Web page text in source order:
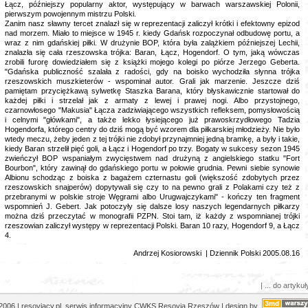
Łącz, późniejszy popularny aktor, występujący w barwach warszawskiej Polonii,
pierwszym powojennym mistrzu Polski.
Zanim nasz sławny tercet znalazł się w reprezentacji zaliczył krótki i efektowny epizod
nad morzem. Miało to miejsce w 1945 r. kiedy Gdańsk rozpoczynał odbudowę portu, a
wraz z nim gdańskiej piłki. W drużynie BOP, która była zalążkiem późniejszej Lechii,
znalazła się cała rzeszowska trójka: Baran, Łącz, Hogendorf. O tym, jaką wówczas
zrobili furorę dowiedziałem się z książki mojego kolegi po piórze Jerzego Geberta.
"Gdańska publiczność szalała z radości, gdy na boisko wychodziła słynna trójka
rzeszowskich muszkieterów - wspominał autor. Grali jak marzenie. Jeszcze dziś
pamiętam przyciężkawą sylwetkę Staszka Barana, który błyskawicznie startował do
każdej piłki i strzelał jak z armaty z lewej i prawej nogi. Albo przystojnego,
czarnowłosego "Makusia" Łącza zadziwiającego wszystkich refleksem, pomysłowością
i celnymi "główkami", a także lekko łysiejącego już prawoskrzydłowego Tadzia
Hogendorfa, którego centry do dziś mogą być wzorem dla piłkarskiej młodzieży. Nie było
wtedy meczu, żeby jeden z tej trójki nie zdobył przynajmniej jedną bramkę, a były i takie,
kiedy Baran strzelił pięć goli, a Łącz i Hogendorf po trzy. Bogaty w sukcesy sezon 1945
zwieńczył BOP wspaniałym zwycięstwem nad drużyną z angielskiego statku "Fort
Bourbon", który zawinął do gdańskiego portu w połowie grudnia. Pewni siebie synowie
Albionu schodząc z boiska z bagażem czternastu goli (większość zdobytych przez
rzeszowskich snajperów) dopytywali się czy to na pewno grali z Polakami czy też z
przebranymi w polskie stroje Węgrami albo Urugwajczykami" - kończy ten fragment
wspomnień J. Gebert. Jak potoczyły się dalsze losy naszych legendarnych piłkarzy
można dziś przeczytać w monografii PZPN. Stoi tam, iż każdy z wspomnianej trójki
rzeszowian zaliczył występy w reprezentacji Polski. Baran 10 razy, Hogendorf 9, a Łącz
4.
Andrzej Kosiorowski | Dziennik Polski 2005.08.16
| ... do
| resoviacy.pl serwis informacyjny CWKS Resovia Rzeszów | design by